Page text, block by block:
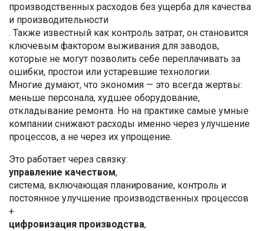
производственных расходов без ущерба для качества
и производительности
. Также известный как контроль затрат, он становится
ключевым фактором выживания для заводов,
которые не могут позволить себе переплачивать за
ошибки, простои или устаревшие технологии.
Многие думают, что экономия — это всегда жертвы:
меньше персонала, худшее оборудование,
откладывание ремонта. Но на практике самые умные
компании снижают расходы именно через улучшение
процессов, а не через их упрощение.
Это работает через связку:
управление качеством,
система, включающая планирование, контроль и
постоянное улучшение производственных процессов
+
цифровизация производства,